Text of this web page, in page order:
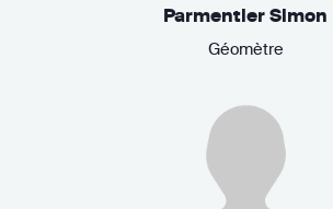
Parmentier Simon
Géomètre